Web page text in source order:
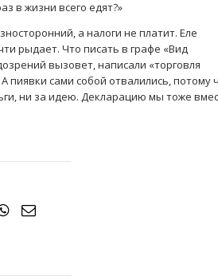
в жизни всего едят?»
а налоги не платит. Еле
рыдает. Что писать в графе «Вид
вызовет, написали «торговля
сами собой отвалились, потому
ни за идею. Декларацию мы тоже